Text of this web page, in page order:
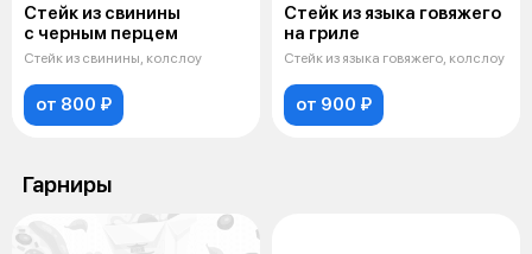
Стейк из свинины
с черным перцем
Стейк из свинины, колслоу
от 800 ₽
Стейк из языка говяжего
на гриле
Стейк из языка говяжего, колслоу
от 900 ₽
Гарниры